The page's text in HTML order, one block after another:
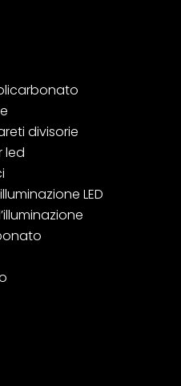
divisorie
led
LED